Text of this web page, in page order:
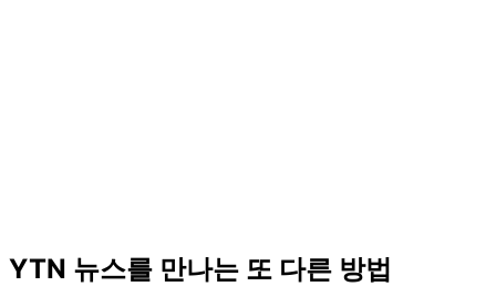
YTN 뉴스를 만나는 또 다른 방법